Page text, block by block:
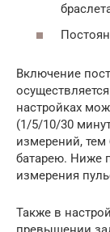
Включение
настройках
(1/5/10/30
измерений, тем
батарею. Ниже
измерения
Также в